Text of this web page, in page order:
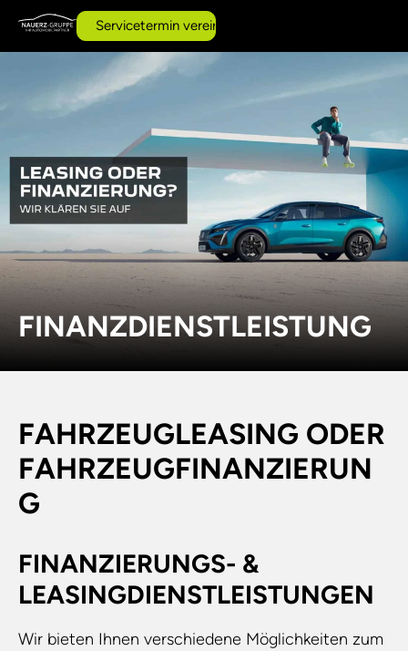
Servicetermin vereinbaren
FINANZDIENSTLEISTUNG
FAHRZEUGLEASING ODER
FAHRZEUGFINANZIERUN
G
FINANZIERUNGS- &
LEASINGDIENSTLEISTUNGEN
Wir bieten Ihnen verschiedene Möglichkeiten zum